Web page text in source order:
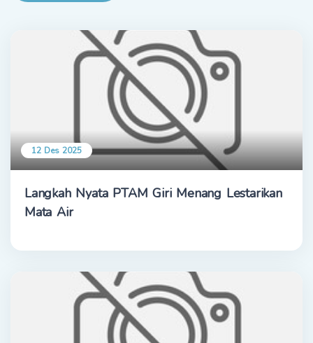
12 Des 2025
Langkah Nyata PTAM Giri Menang Lestarikan
Mata Air